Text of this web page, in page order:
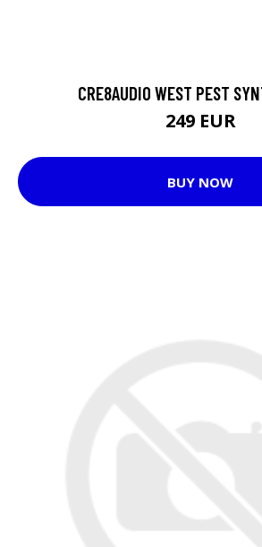
CRE8AUDIO WEST PEST
249 EUR
BUY NOW